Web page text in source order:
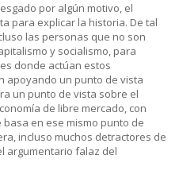
por algún motivo, el
para explicar la historia. De tal
las personas que no son
y socialismo, para
donde actúan estos
apoyando un punto de vista
un punto de vista sobre el
de libre mercado, con
en ese mismo punto de
incluso muchos detractores de
argumentario falaz del